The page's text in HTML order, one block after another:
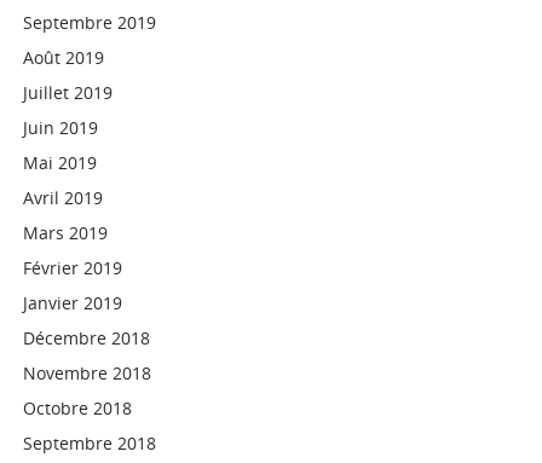
Septembre 2019
Août 2019
Juillet 2019
Juin 2019
Mai 2019
Avril 2019
Mars 2019
Février 2019
Janvier 2019
Décembre 2018
Novembre 2018
Octobre 2018
Septembre 2018